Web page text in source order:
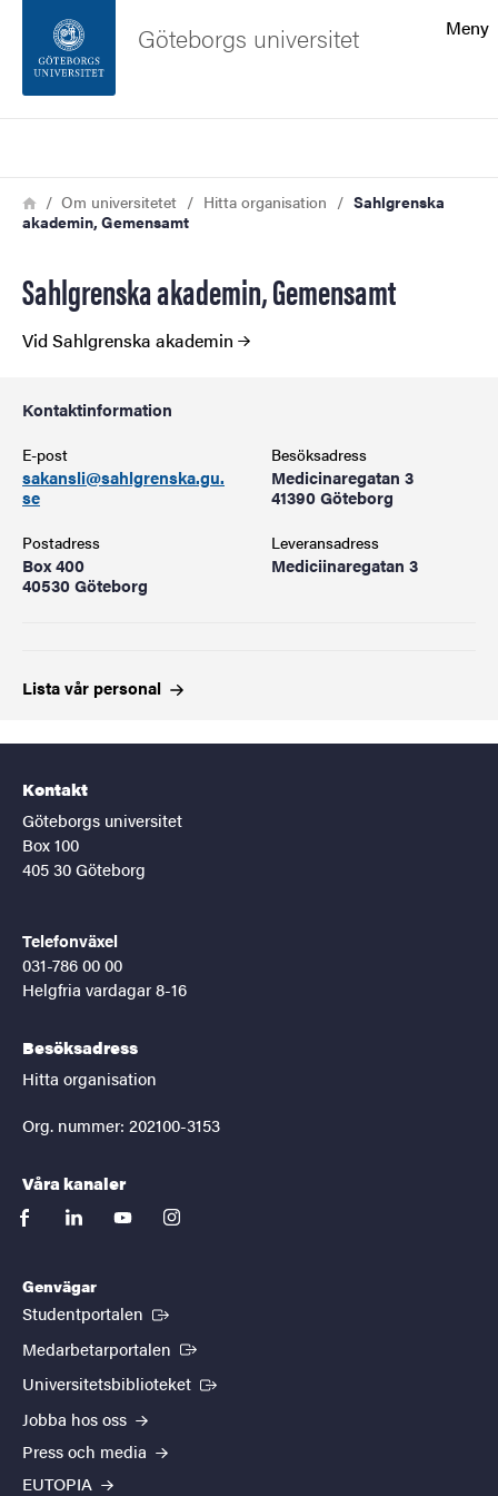
Sidfoten
Om webbplatsen
Meny
Göteborgs universitet
Länkstig
HemOm universitetet Hitta organisation
Sahlgrenska
akademin, Gemensamt
Sahlgrenska akademin, Gemensamt
Vid Sahlgrenska akademin
Kontaktinformation
E-post
sakansli@sahlgrenska.gu.
se
Besöksadress
Medicinaregatan 3
41390 Göteborg
Postadress
Box 400
40530 Göteborg
Leveransadress
Mediciinaregatan 3
Lista vår personal
Kontakt
Göteborgs universitet
Box 100
405 30 Göteborg
Telefonväxel
031-786 00 00
Helgfria vardagar 8-16
Besöksadress
Hitta organisation
Org. nummer: 202100-3153
Våra kanaler
facebooklinkedinyoutubeinstagram
Genvägar
Studentportalen (Extern länk)
Medarbetarportalen (Extern länk)
Universitetsbiblioteket (Extern länk)
Jobba hos oss
Press och media
EUTOPIA